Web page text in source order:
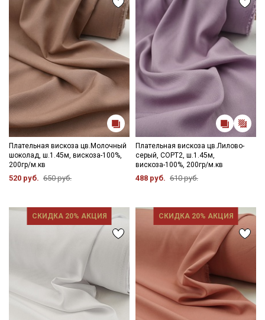
расцветок встречается не стойкий краситель.
Уход:
- стирка до 30C режим "ручной стирки"
- запрещены отбеливатели
- сушить в подвешенном и расправленном состоянии
- гладить на низкой температуре (с изнанки).
Цветопередача (тон) может отличаться от оригинального
цвета ткани в зависимости от настроек вашего монитора и в
зависимости от партии.
Плательная вискоза цв.Молочный
шоколад, ш.1.45м, вискоза-100%,
200гр/м.кв
520 руб. 650 руб.
Плательная вискоза цв.Лилово-
серый, СОРТ2, ш.1.45м,
вискоза-100%, 200гр/м.кв
488 руб. 610 руб.
СКИДКА 20% АКЦИЯ СКИДКА 20% АКЦИЯ